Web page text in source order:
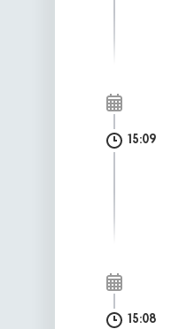
15:09
15:08